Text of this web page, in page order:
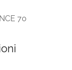
70